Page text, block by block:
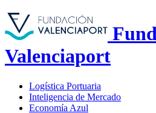
Valenciaport
Logística Portuaria
Inteligencia de Mercado
Economía Azul